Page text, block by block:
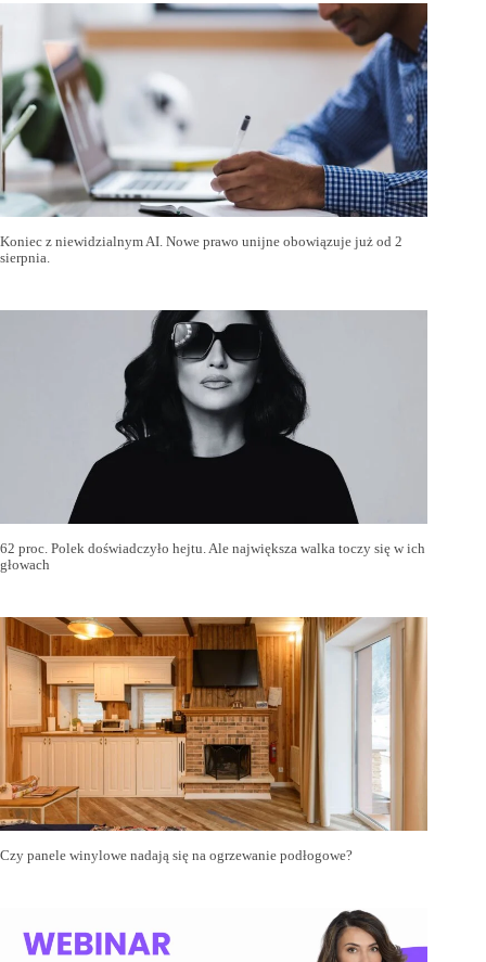
Koniec z niewidzialnym AI. Nowe prawo unijne obowiązuje już od 2
sierpnia.
62 proc. Polek doświadczyło hejtu. Ale największa walka toczy się w ich
głowach
Czy panele winylowe nadają się na ogrzewanie podłogowe?